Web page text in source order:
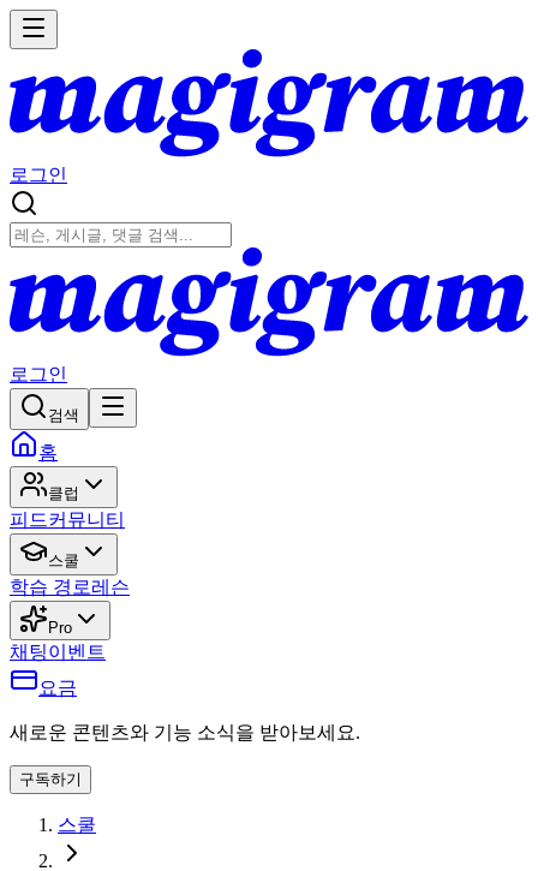
로그인
로그인
검색
홈
클럽
피드커뮤니티
스쿨
학습 경로레슨
Pro
채팅이벤트
요금
새로운 콘텐츠와 기능 소식을 받아보세요.
구독하기
스쿨